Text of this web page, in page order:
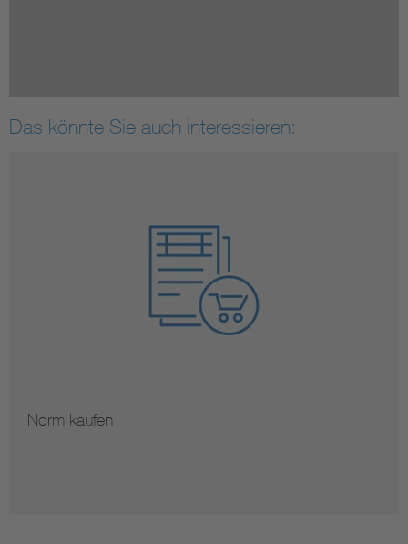
Das könnte Sie auch interessieren:
Norm kaufen